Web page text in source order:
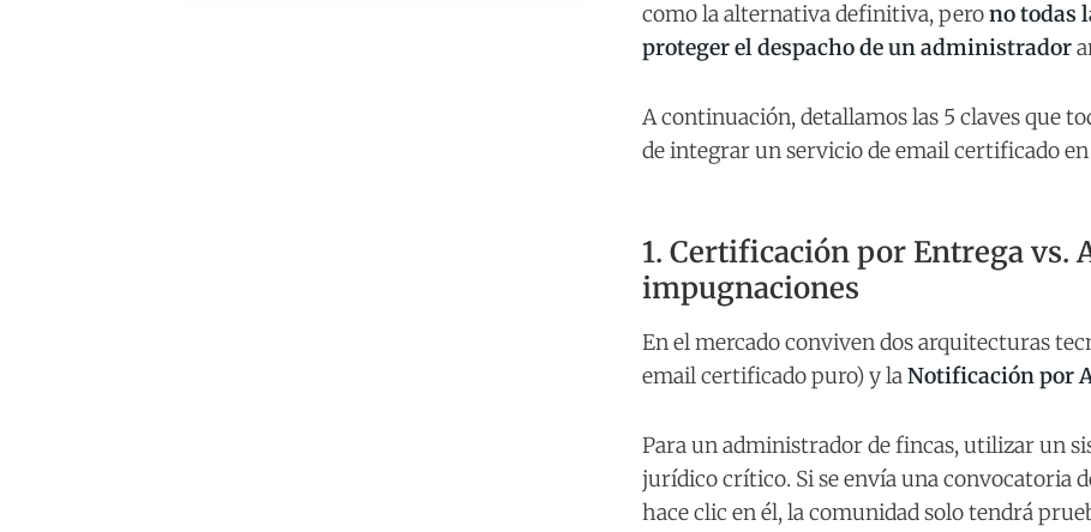
como la alternativa definitiva, perono todas
proteger el despacho de un administrador
A continuación, detallamos las 5 claves que
de integrar un servicio de email certificado
1. Certificación por Entrega vs.
impugnaciones
En el mercado conviven dos arquitecturas
email certificado puro) y laNotificación por
Para un administrador de fincas, utilizar un
jurídico crítico. Si se envía una convocatoria
hace clic en él, la comunidad solo tendrá